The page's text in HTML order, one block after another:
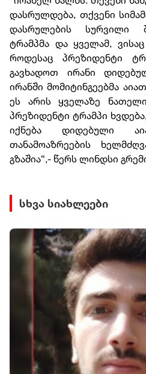
დასრულდება, თქვენი
დასრულების სურვილი
ტრამპმა და ყველამ,
როდესაც პრეზიდენტი
გავხადოთ ირანი
ირანში მომიტინგეებმა
ეს არის ყველაზე
პრეზიდენტი ტრამპი
იქნება დიდებული
თანამოაზრეების
გზაშია“,- წერს ლინდსი
სხვა სიახლეები